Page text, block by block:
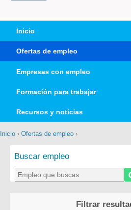
Inicio
Ofertas de empleo
Empresas con empleo
Formación para trabajar
Recursos y noticias
Inicio › Ofertas de empleo ›
Buscar empleo
Filtrar